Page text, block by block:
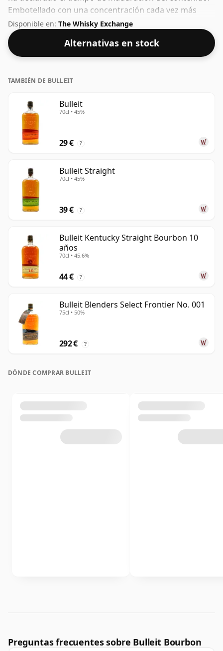
Embotellado con una concentración cada vez más
popular del 45%, que es un ABV para beber respetable.
Disponible en: The Whisky Exchange
Alternativas en stock
TAMBIÉN DE BULLEIT
Bulleit
70cl • 45%
29 € ?
Bulleit Straight
70cl • 45%
39 € ?
Bulleit Kentucky Straight Bourbon 10
años
70cl • 45.6%
44 € ?
Bulleit Blenders Select Frontier No. 001
75cl • 50%
292 € ?
DÓNDE COMPRAR BULLEIT
Preguntas frecuentes sobre Bulleit Bourbon